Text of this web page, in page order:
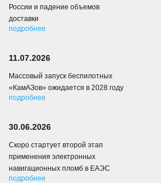
России и падение объемов
доставки
подробнее
11.07.2026
Массовый запуск беспилотных
«КамАЗов» ожидается в 2028 году
подробнее
30.06.2026
Скоро стартует второй этап
применения электронных
навигационных пломб в ЕАЭС
подробнее